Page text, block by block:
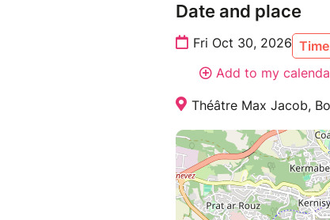
Date and place
Fri Oct 30, 2026
Add to my
Théâtre Max Jacob,